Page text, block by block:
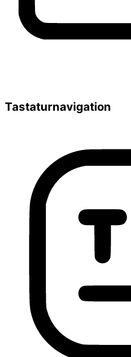
Tastaturnavigation